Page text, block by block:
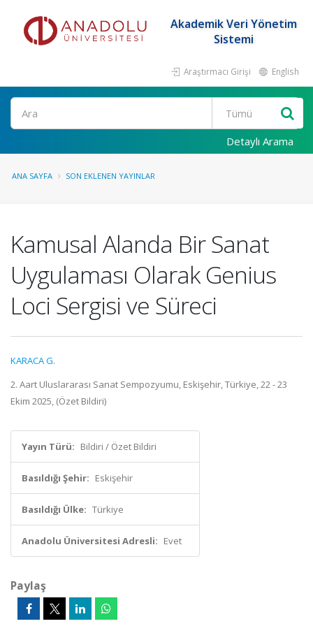
Akademik Veri Yönetim
Sistemi
Araştırmacı Girişi English
Ara
Detaylı Arama
ANA SAYFA SON EKLENEN YAYINLAR
Kamusal Alanda Bir Sanat
Uygulaması Olarak Genius
Loci Sergisi ve Süreci
KARACA G.
2. Aart Uluslararası Sanat Sempozyumu, Eskişehir, Türkiye, 22 - 23
Ekim 2025, (Özet Bildiri)
Yayın Türü: Bildiri / Özet Bildiri
Basıldığı Şehir: Eskişehir
Basıldığı Ülke: Türkiye
Anadolu Üniversitesi Adresli: Evet
Paylaş